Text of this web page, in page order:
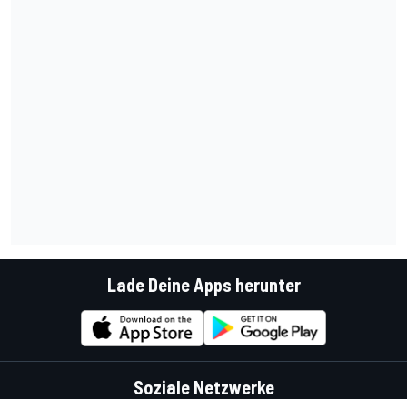
Lade Deine Apps herunter
Soziale Netzwerke